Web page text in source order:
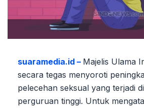
suaramedia.id – Majelis Ulama
secara tegas menyoroti
pelecehan seksual yang terjadi
perguruan tinggi. Untuk